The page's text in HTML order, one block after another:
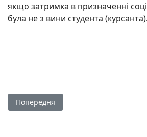
якщо затримка в призначенні
була не з вини студента (курсанта).
Попередня стаття: Гід для
Попередня